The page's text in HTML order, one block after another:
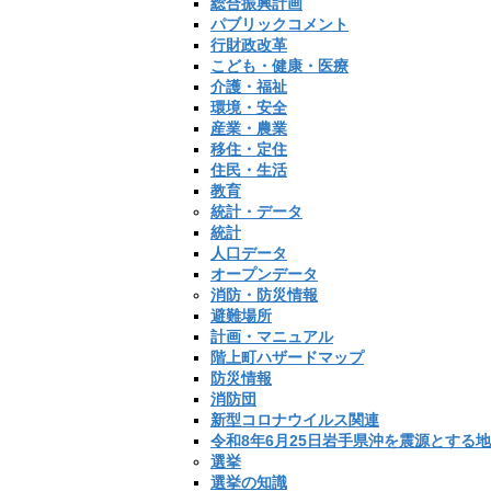
パブリックコメント
行財政改革
こども・健康・医療
介護・福祉
環境・安全
産業・農業
移住・定住
住民・生活
教育
統計・データ
統計
人口データ
オープンデータ
消防・防災情報
避難場所
計画・マニュアル
階上町ハザードマップ
防災情報
消防団
新型コロナウイルス関連
令和8年6月25日岩手県沖を震源とする
選挙
選挙の知識